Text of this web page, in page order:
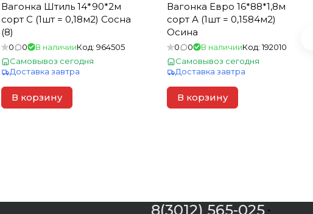
Вагонка Штиль 14*90*2м
сорт С (1шт = 0,18м2) Сосна
(8)
0 0 В наличииКод: 964505
Самовывоз сегодня
Доставка завтра
В корзину
Вагонка Евро 16*88*1,8м
сорт А (1шт = 0,1584м2)
Осина
0 0 В наличииКод:192010
Самовывоз сегодня
Доставка завтра
В корзину
8(3012) 565-025